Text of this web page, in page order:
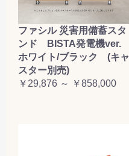
ファシル 災害用備蓄スタ
ンド BISTA発電機ver.
ホワイト/ブラック (キャ
スター別売)
￥29,876 ～ ￥858,000